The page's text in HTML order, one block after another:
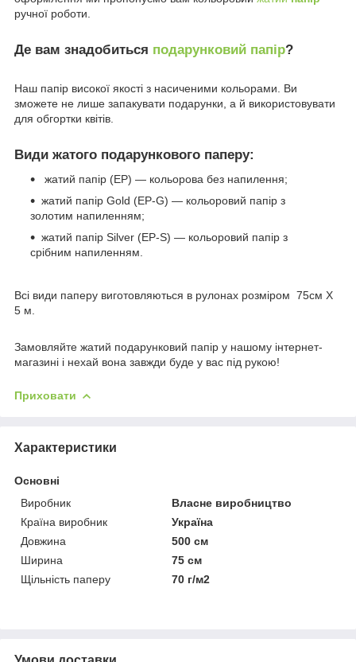
ручної роботи.
Де вам знадобиться подарунковий папір?
Наш папір високої якості з насиченими кольорами. Ви
зможете не лише запакувати подарунки, а й використовувати
для обгортки квітів.
Види жатого подарункового паперу:
жатий папір (EP) — кольорова без напилення;
жатий папір Gold (EP-G) — кольоровий папір з
золотим напиленням;
жатий папір Silver (EP-S) — кольоровий папір з
срібним напиленням.
Всі види паперу виготовляються в рулонах розміром 75см Х
5 м.
Замовляйте жатий подарунковий папір у нашому інтернет-
магазині і нехай вона завжди буде у вас під рукою!
Приховати
Характеристики
Основні
Виробник
Власне виробництво
Країна виробник
Україна
Довжина
500 см
Ширина
75 см
Щільність паперу
70 г/м2